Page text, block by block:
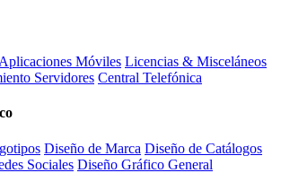
Aplicaciones Móviles Licencias & Misceláneos
Servidores Central Telefónica
Diseño de Marca Diseño de Catálogos
Sociales Diseño Gráfico General